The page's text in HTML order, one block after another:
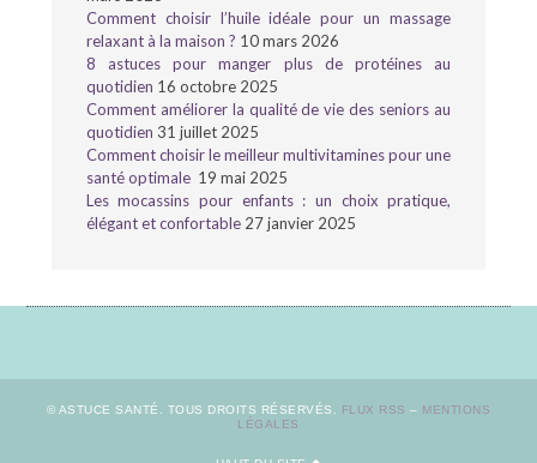
Comment choisir l’huile idéale pour un massage
relaxant à la maison ? 10 mars 2026
8 astuces pour manger plus de protéines au
quotidien 16 octobre 2025
Comment améliorer la qualité de vie des seniors au
quotidien 31 juillet 2025
Comment choisir le meilleur multivitamines pour une
santé optimale 19 mai 2025
Les mocassins pour enfants : un choix pratique,
élégant et confortable 27 janvier 2025
© ASTUCE SANTÉ. TOUS DROITS RÉSERVÉS. FLUX RSS – MENTIONS
LÉGALES